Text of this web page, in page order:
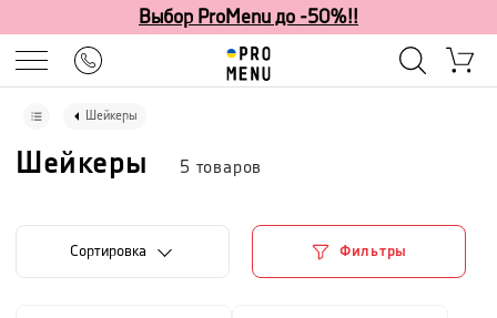
Выбор ProMenu до -50%!!
Шейкеры
Шейкеры 5 товаров
Cортировка Фильтры